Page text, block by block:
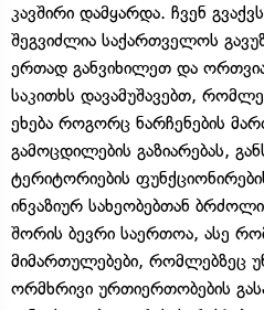
კავშირი დამყარდა. ჩვენ
შეგვიძლია საქართველოს
ერთად განვიხილეთ და
საკითხს დავამუშავებთ,
ეხება როგორც ნარჩენების
გამოცდილების გაზიარებას,
ტერიტორიების
ინვაზიურ სახეობებთან
შორის ბევრი საერთოა, ასე
მიმართულებები, რომლებზეც
ორმხრივი ურთიერთობების